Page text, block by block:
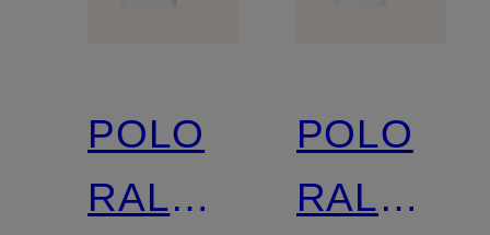
POLO
RALPH
POLO
RALPH